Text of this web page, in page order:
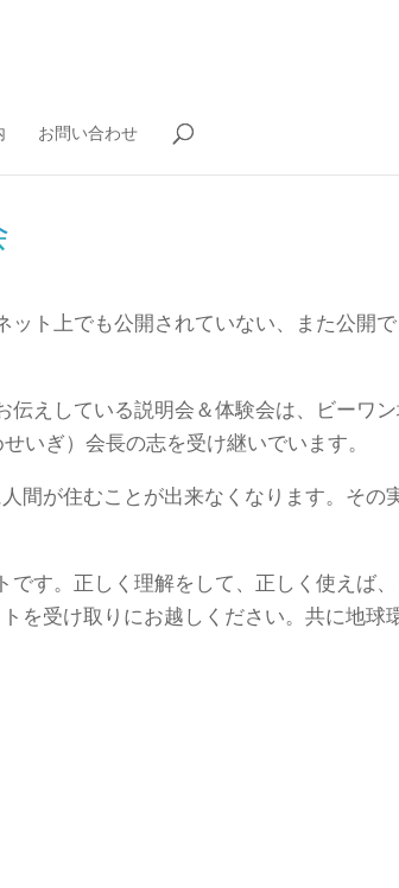
お問い合わせ
ト上でも公開されていない、また公開
伝えしている説明会＆体験会は、ビーワ
いぎ）会長の志を受け継いでいます。
間が住むことが出来なくなります。その
です。正しく理解をして、正しく使えば
を受け取りにお越しください。共に地球